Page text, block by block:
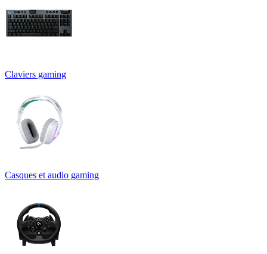
Claviers gaming
Casques et audio gaming